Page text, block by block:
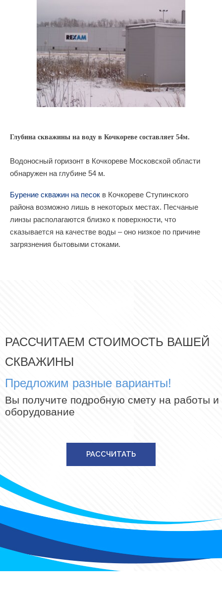
Глубина скважины на воду в Кочкореве составляет 54м.
Водоносный горизонт в Кочкореве Московской области
обнаружен на глубине 54 м.
Бурение скважин на песок в Кочкореве Ступинского
района возможно лишь в некоторых местах. Песчаные
линзы располагаются близко к поверхности, что
сказывается на качестве воды – оно низкое по причине
загрязнения бытовыми стоками.
РАССЧИТАЕМ СТОИМОСТЬ ВАШЕЙ
СКВАЖИНЫ
Предложим разные варианты!
Вы получите подробную смету на работы и
оборудование
РАССЧИТАТЬ